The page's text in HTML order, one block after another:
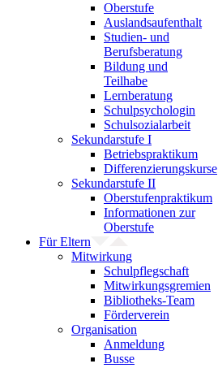
Oberstufe
Auslandsaufenthalt
Studien- und
Berufsberatung
Bildung und
Teilhabe
Lernberatung
Schulpsychologin
Schulsozialarbeit
Sekundarstufe I
Betriebspraktikum
Differenzierungskurse
Sekundarstufe II
Oberstufenpraktikum
Informationen zur
Oberstufe
Für Eltern
Mitwirkung
Schulpflegschaft
Mitwirkungsgremien
Bibliotheks-Team
Förderverein
Organisation
Anmeldung
Busse